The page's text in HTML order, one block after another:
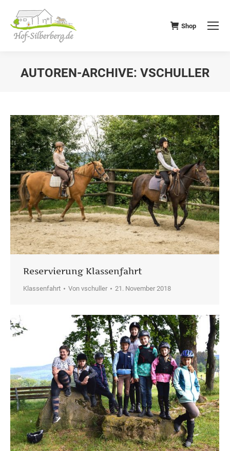
Shop
AUTOREN-ARCHIVE: VSCHULLER
Reservierung Klassenfahrt
Klassenfahrt Von vschuller 21. November 2018